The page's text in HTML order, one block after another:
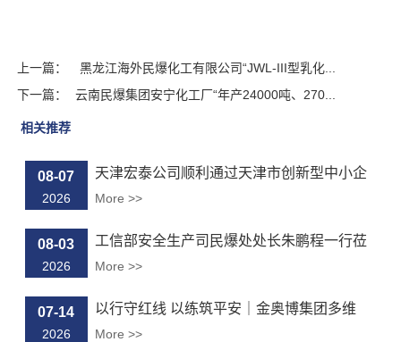
上一篇：
黑龙江海外民爆化工有限公司“JWL-III型乳化...
下一篇：
云南民爆集团安宁化工厂“年产24000吨、270...
相关推荐
08-07
2026
天津宏泰公司顺利通过天津市创新型中小企
业...
More >>
08-03
2026
工信部安全生产司民爆处处长朱鹏程一行莅
临...
More >>
07-14
2026
以行守红线 以练筑平安｜金奥博集团多维
度...
More >>